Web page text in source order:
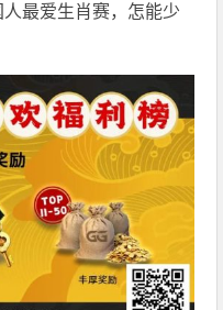
最爱生肖赛，怎能少